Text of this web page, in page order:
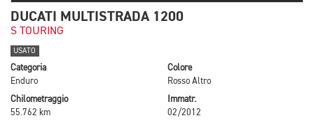
DUCATI MULTISTRADA 1200
S TOURING
USATO
Categoria
Enduro
Colore
Rosso Altro
Chilometraggio
55.762 km
Immatr.
02/2012